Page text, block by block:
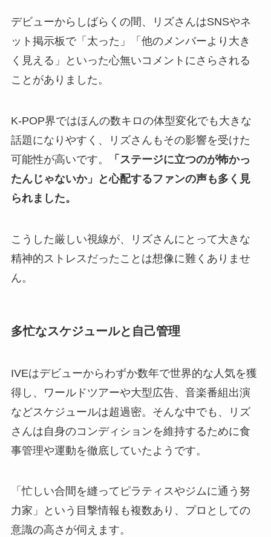
デビューからしばらくの間、リズさんはSNSやネ
ット掲示板で「太った」「他のメンバーより大き
く見える」といった心無いコメントにさらされる
ことがありました。
K-POP界ではほんの数キロの体型変化でも大きな
話題になりやすく、リズさんもその影響を受けた
可能性が高いです。
「ステージに立つのが怖かっ
たんじゃないか」と心配するファンの声も多く見
られました。
こうした厳しい視線が、リズさんにとって大きな
精神的ストレスだったことは想像に難くありませ
ん。
多忙なスケジュールと自己管理
IVEはデビューからわずか数年で世界的な人気を獲
得し、ワールドツアーや大型広告、音楽番組出演
などスケジュールは超過密。そんな中でも、リズ
さんは自身のコンディションを維持するために食
事管理や運動を徹底していたようです。
「忙しい合間を縫ってピラティスやジムに通う努
力家」という目撃情報も複数あり、プロとしての
意識の高さが伺えます。